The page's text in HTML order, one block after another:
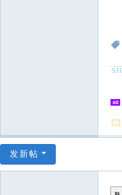
发新帖